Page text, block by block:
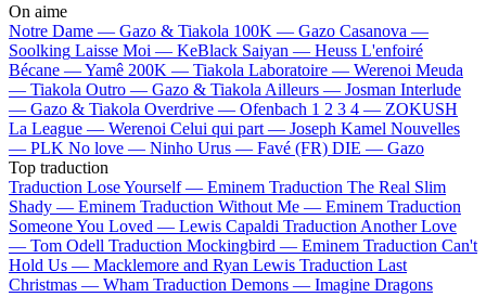
On aime
Notre Dame — Gazo & Tiakola 100K — Gazo Casanova —
Soolking Laisse Moi — KeBlack Saiyan — Heuss L'enfoiré
Bécane —Yamê 200K — Tiakola Laboratoire — Werenoi Meuda
— Tiakola Outro — Gazo & Tiakola Ailleurs — Josman Interlude
— Gazo & Tiakola Overdrive — Ofenbach 1 2 3 4 — ZOKUSH
La League — Werenoi Celui qui part — Joseph Kamel Nouvelles
— PLK No love — Ninho Urus — Favé (FR) DIE — Gazo
Top traduction
Traduction Lose Yourself — Eminem Traduction The Real Slim
Shady — Eminem Traduction Without Me — Eminem Traduction
Someone You Loved — Lewis Capaldi Traduction Another Love
— Tom Odell Traduction Mockingbird — Eminem Traduction Can't
Hold Us — Macklemore and Ryan Lewis Traduction Last
Christmas — Wham Traduction Demons — Imagine Dragons